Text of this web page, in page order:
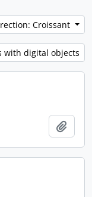
Croissant
with digital objects